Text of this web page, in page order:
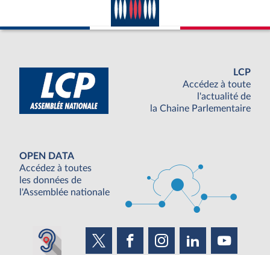
LCP
Accédez à toute
l'actualité de
la Chaine Parlementaire
OPEN DATA
Accédez à toutes
les données de
l'Assemblée nationale